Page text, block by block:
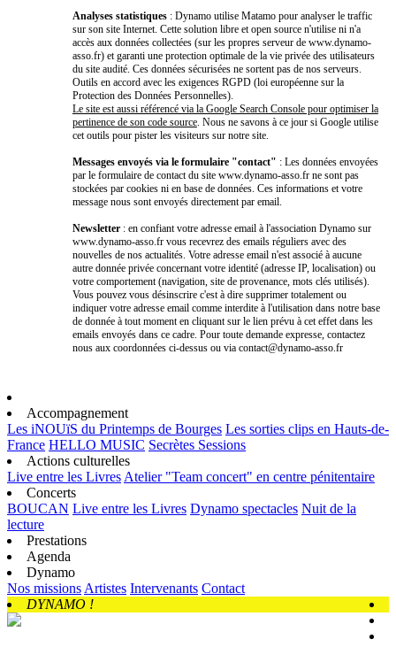
Analyses statistiques : Dynamo utilise Matamo pour analyser le traffic
sur son site Internet. Cette solution libre et open source n'utilise ni n'a
accès aux données collectées (sur les propres serveur de www.dynamo-
asso.fr) et garanti une protection optimale de la vie privée des utilisateurs
du site audité. Ces données sécurisées ne sortent pas de nos serveurs.
Outils en accord avec les exigences RGPD (loi européenne sur la
Protection des Données Personnelles).
Le site est aussi référencé via la Google Search Console pour optimiser la
pertinence de son code source. Nous ne savons à ce jour si Google utilise
cet outils pour pister les visiteurs sur notre site.
Messages envoyés via le formulaire "contact" : Les données envoyées
par le formulaire de contact du site www.dynamo-asso.fr ne sont pas
stockées par cookies ni en base de données. Ces informations et votre
message nous sont envoyés directement par email.
Newsletter : en confiant votre adresse email à l'association Dynamo sur
www.dynamo-asso.fr vous recevrez des emails réguliers avec des
nouvelles de nos actualités. Votre adresse email n'est associé à aucune
autre donnée privée concernant votre identité (adresse IP, localisation) ou
votre comportement (navigation, site de provenance, mots clés utilisés).
Vous pouvez vous désinscrire c'est à dire supprimer totalement ou
indiquer votre adresse email comme interdite à l'utilisation dans notre base
de donnée à tout moment en cliquant sur le lien prévu à cet effet dans les
emails envoyés dans ce cadre. Pour toute demande expresse, contactez
nous aux coordonnées ci-dessus ou via contact@dynamo-asso.fr
Accompagnement
Les iNOUïS du Printemps de Bourges Les sorties clips en Hauts-de-
France HELLO MUSIC Secrètes Sessions
Actions culturelles
Live entre les Livres Atelier "Team concert" en centre pénitentaire
Concerts
BOUCAN Live entre les Livres Dynamo spectacles Nuit de la
lecture
Prestations
Agenda
Dynamo
Nos missions Artistes Intervenants Contact
DYNAMO !